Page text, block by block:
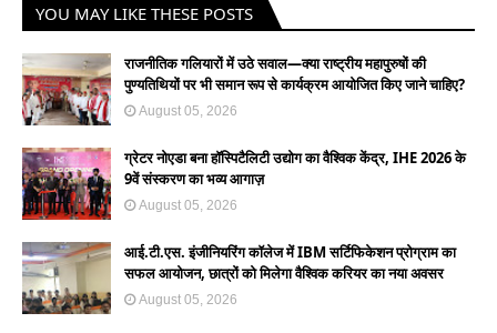
YOU MAY LIKE THESE POSTS
राजनीतिक गलियारों में उठे सवाल—क्या राष्ट्रीय महापुरुषों की
पुण्यतिथियों पर भी समान रूप से कार्यक्रम आयोजित किए जाने चाहिए?
August 05, 2026
ग्रेटर नोएडा बना हॉस्पिटैलिटी उद्योग का वैश्विक केंद्र, IHE 2026 के
9वें संस्करण का भव्य आगाज़
August 05, 2026
आई.टी.एस. इंजीनियरिंग कॉलेज में IBM सर्टिफिकेशन प्रोग्राम का
सफल आयोजन, छात्रों को मिलेगा वैश्विक करियर का नया अवसर
August 05, 2026